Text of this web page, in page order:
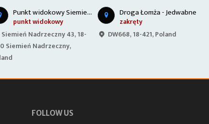
Droga Łomża - Jedwabne
zakręty
DW668, 18-421, Poland
P
unkt widokowy na Carskiej Drodze
punkt widokowy
Unnamed Road, 19-104,
FOLLOW US